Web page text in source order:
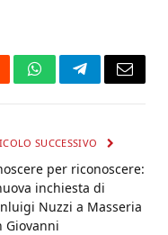
WhatsAppTelegramEmail
SUCCESSIVO
per riconoscere:
inchiesta di
Nuzzi a Masseria
Giovanni